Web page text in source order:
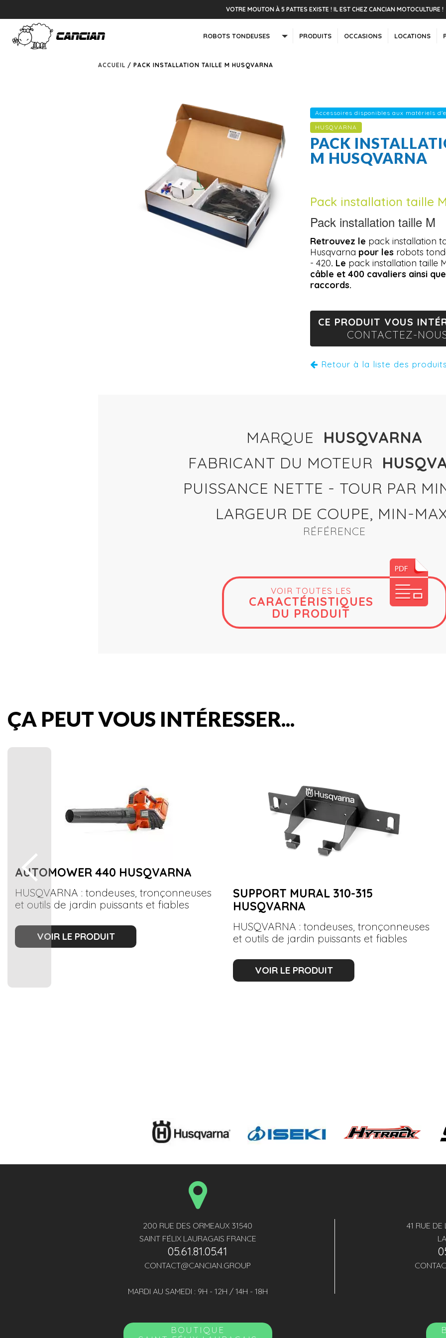
VOTRE MOUTON À 5 PATTES EXISTE ! IL EST CHEZ CANCIAN MOTOCULTURE !
ROBOTS TONDEUSES PRODUITS OCCASIONS LOCATIONS
ACCUEIL / PACK INSTALLATION TAILLE M HUSQVARNA
Accessoires disponibles aux matériels
HUSQVARNA
PACK
M HUSQVARNA
Pack installation taille
Pack installation taille M
Retrouvez le pack installation
Husqvarna pour les robots
- 420. Le pack installation taille
câble et 400 cavaliers ainsi
raccords.
CE PRODUIT VOUS
CONTACTEZ-
Retour à la liste des produits
MARQUE
HUSQVARNA
FABRICANT DU MOTEUR
PUISSANCE NETTE - TOUR PAR
LARGEUR DE COUPE, MIN-
RÉFÉRENCE
VOIR TOUTES LES
CARACTÉRISTIQUES
DU PRODUIT
ÇA PEUT VOUS INTÉRESSER...
AUTOMOWER 440 HUSQVARNA
HUSQVARNA : tondeuses, tronçonneuses
et outils de jardin puissants et fiables
VOIR LE PRODUIT
SUPPORT MURAL 310-315
HUSQVARNA
HUSQVARNA : tondeuses, tronçonneuses
et outils de jardin puissants et fiables
VOIR LE PRODUIT
200 RUE DES ORMEAUX 31540
SAINT FÉLIX LAURAGAIS FRANCE
05.61.81.05.41
CONTACT@CANCIAN.GROUP
MARDI AU SAMEDI : 9H - 12H / 14H - 18H
BOUTIQUE
41 RUE